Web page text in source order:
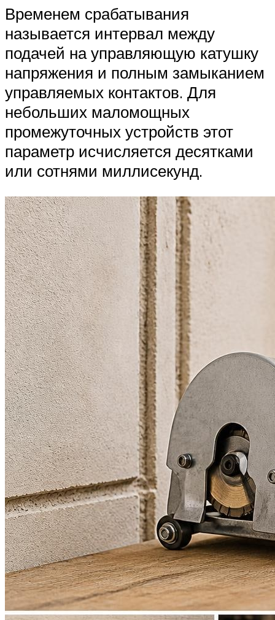
Временем срабатывания
называется интервал между
подачей на управляющую катушку
напряжения и полным замыканием
управляемых контактов. Для
небольших маломощных
промежуточных устройств этот
параметр исчисляется десятками
или сотнями миллисекунд.